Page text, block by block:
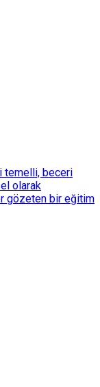
temelli, beceri
olarak
gözeten bir eğitim